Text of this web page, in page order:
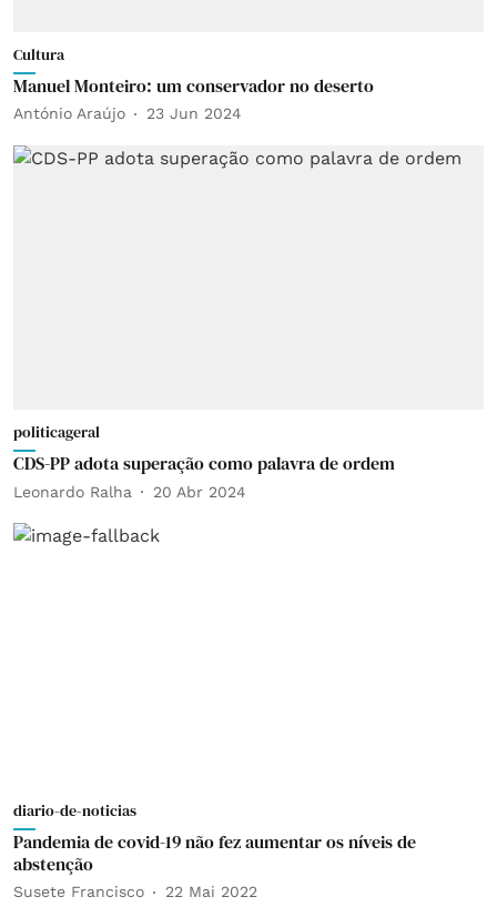
Cultura
Manuel Monteiro: um conservador no deserto
António Araújo 23 Jun 2024
politicageral
CDS-PP adota superação como palavra de ordem
Leonardo Ralha 20 Abr 2024
diario-de-noticias
Pandemia de covid-19 não fez aumentar os níveis de
abstenção
Susete Francisco 22 Mai 2022